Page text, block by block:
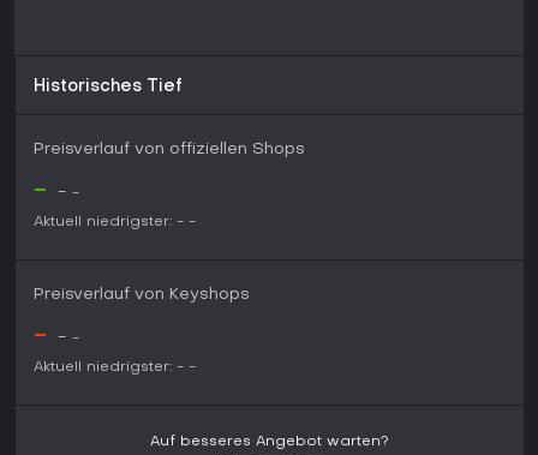
Historisches Tief
Preisverlauf von offiziellen Shops
- - -
Aktuell niedrigster: - -
Preisverlauf von Keyshops
- - -
Aktuell niedrigster: - -
Auf besseres Angebot warten?